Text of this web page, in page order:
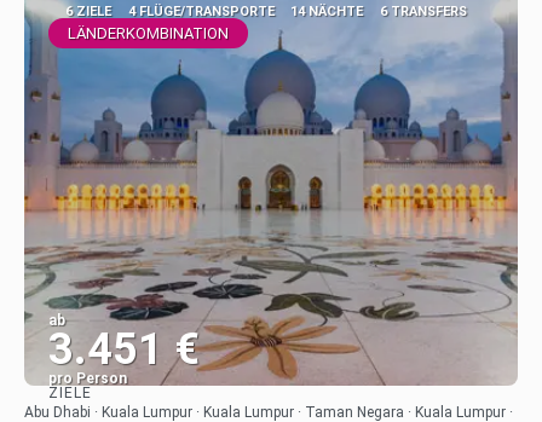
6 ZIELE 4 FLÜGE/TRANSPORTE 14 NÄCHTE 6 TRANSFERS
LÄNDERKOMBINATION
ab
3.451 €
pro Person
Sehen
ZIELE
Abu Dhabi · Kuala Lumpur · Kuala Lumpur · Taman Negara · Kuala Lumpur ·